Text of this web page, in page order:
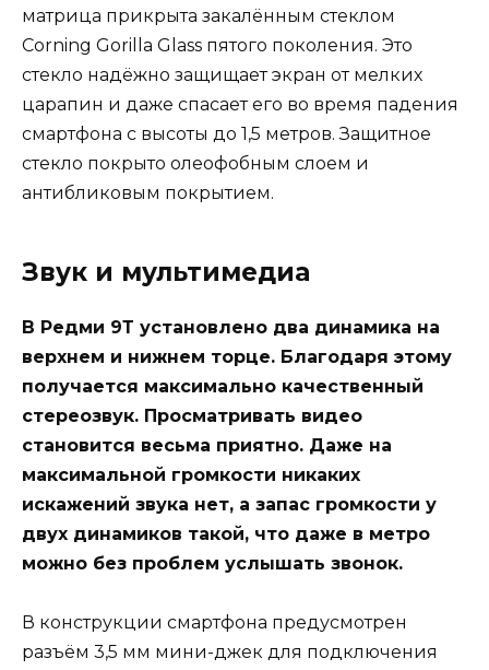
матрица прикрыта закалённым стеклом
Corning Gorilla Glass пятого поколения. Это
стекло надёжно защищает экран от мелких
царапин и даже спасает его во время падения
смартфона с высоты до 1,5 метров. Защитное
стекло покрыто олеофобным слоем и
антибликовым покрытием.
Звук и мультимедиа
В Редми 9Т установлено два динамика на
верхнем и нижнем торце. Благодаря этому
получается максимально качественный
стереозвук. Просматривать видео
становится весьма приятно. Даже на
максимальной громкости никаких
искажений звука нет, а запас громкости у
двух динамиков такой, что даже в метро
можно без проблем услышать звонок.
В конструкции смартфона предусмотрен
разъём 3,5 мм мини-джек для подключения